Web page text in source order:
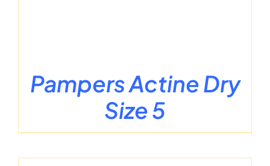
Pampers Actine Dry
Size 5